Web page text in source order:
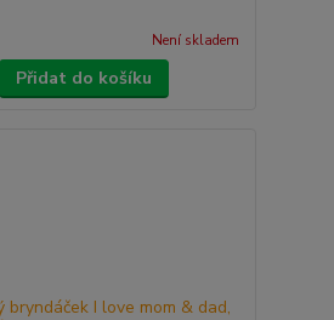
Není skladem
Přidat do košíku